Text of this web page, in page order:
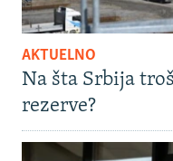
AKTUELNO
Na šta Srbija
rezerve?